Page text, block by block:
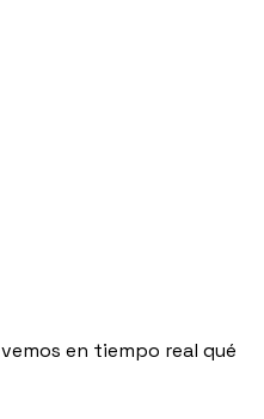
en tiempo real qué